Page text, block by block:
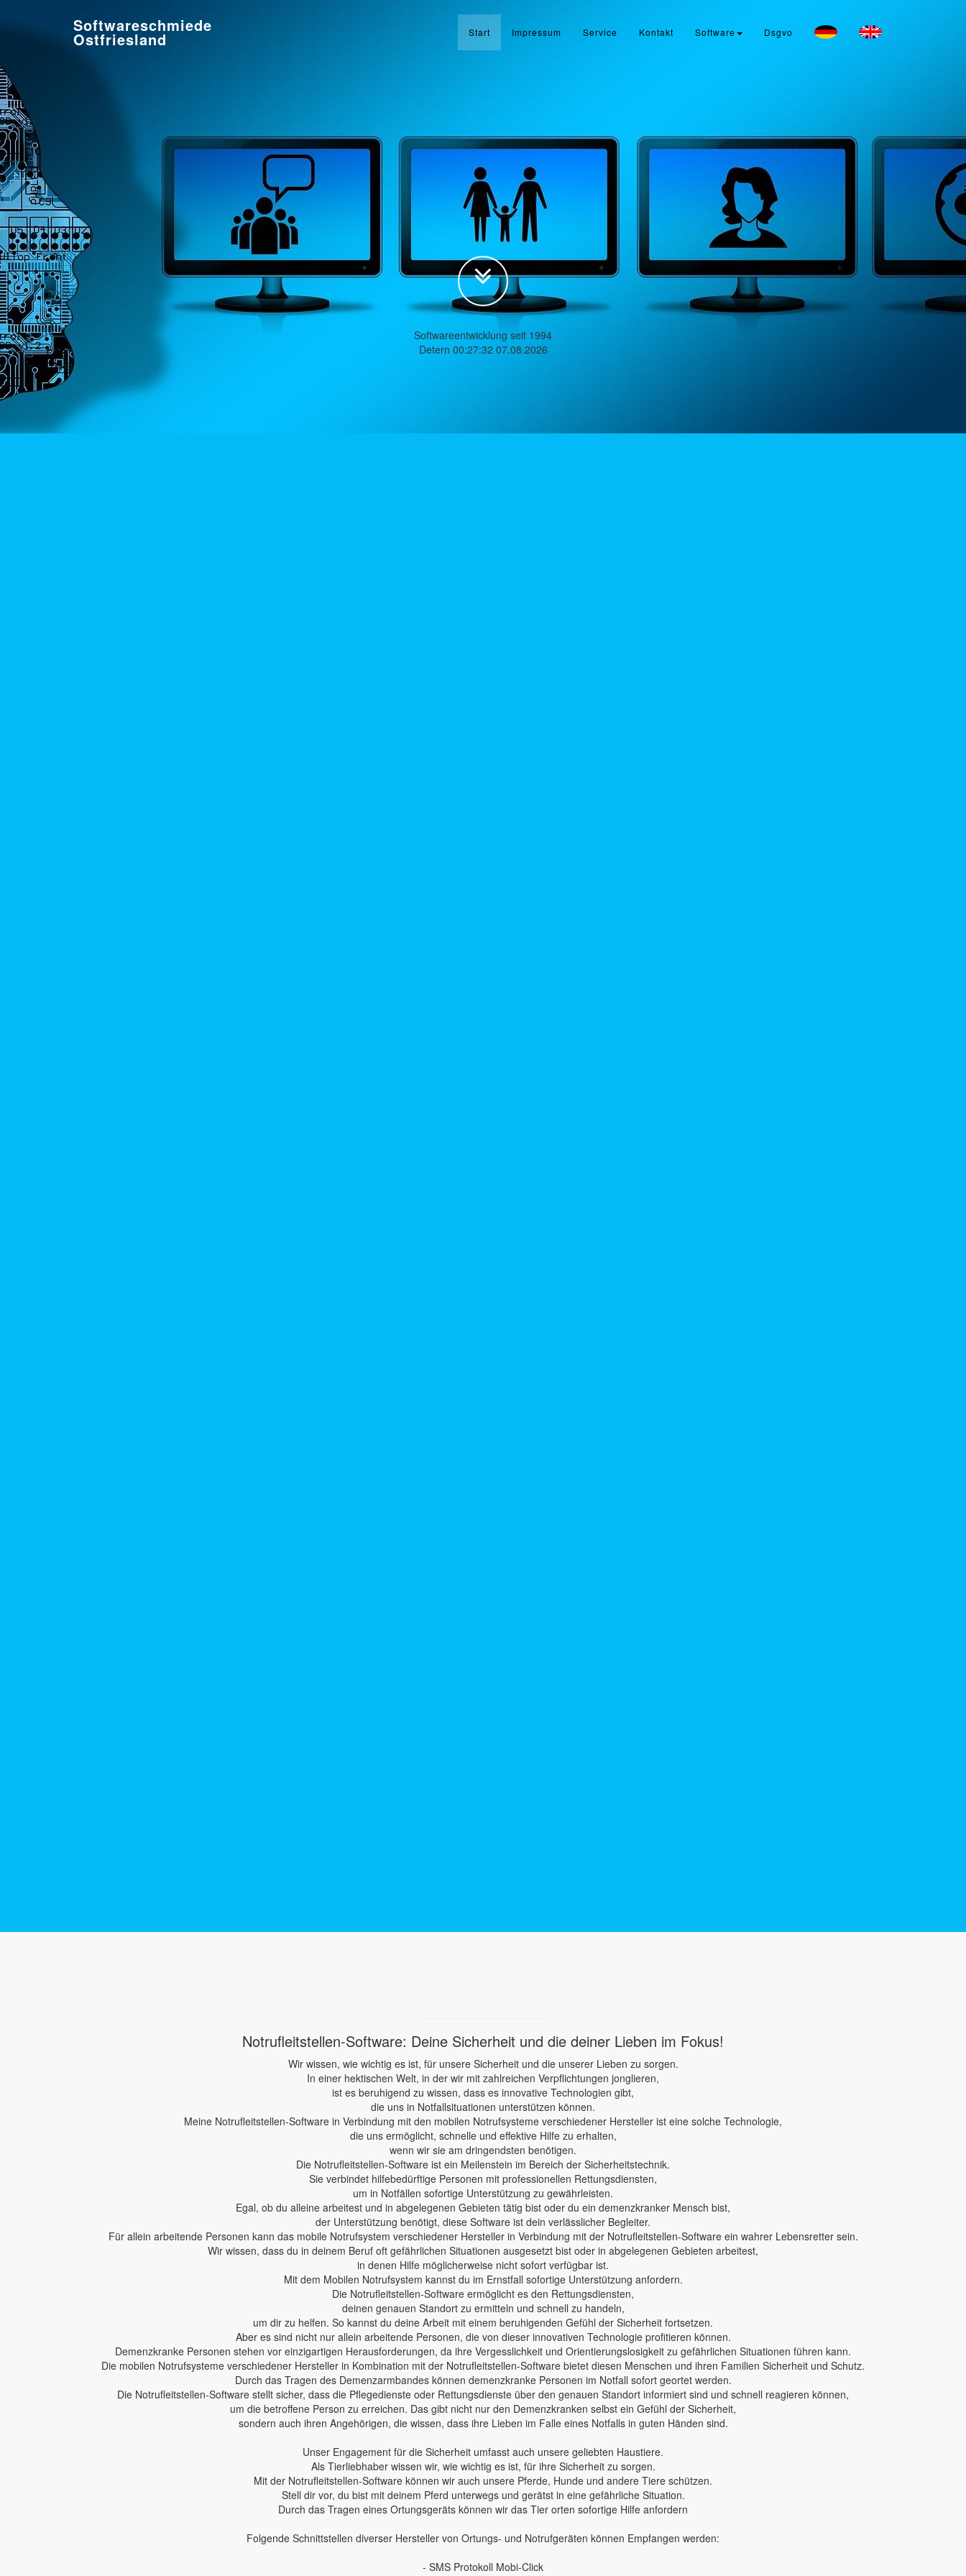
Softwareschmiede
Ostfriesland Start Impressum Service Kontakt Software Dsgvo
Softwareentwicklung seit 1994
Detern 00:27:32 07.08.2026
Notrufleitstellen-Software: Deine Sicherheit und die deiner Lieben im Fokus!
Wir wissen, wie wichtig es ist, für unsere Sicherheit und die unserer Lieben zu sorgen.
In einer hektischen Welt, in der wir mit zahlreichen Verpflichtungen jonglieren,
ist es beruhigend zu wissen, dass es innovative Technologien gibt,
die uns in Notfallsituationen unterstützen können.
Meine Notrufleitstellen-Software in Verbindung mit den mobilen Notrufsysteme verschiedener Hersteller ist eine solche Technologie,
die uns ermöglicht, schnelle und effektive Hilfe zu erhalten,
wenn wir sie am dringendsten benötigen.
Die Notrufleitstellen-Software ist ein Meilenstein im Bereich der Sicherheitstechnik.
Sie verbindet hilfebedürftige Personen mit professionellen Rettungsdiensten,
um in Notfällen sofortige Unterstützung zu gewährleisten.
Egal, ob du alleine arbeitest und in abgelegenen Gebieten tätig bist oder du ein demenzkranker Mensch bist,
der Unterstützung benötigt, diese Software ist dein verlässlicher Begleiter.
Für allein arbeitende Personen kann das mobile Notrufsystem verschiedener Hersteller in Verbindung mit der Notrufleitstellen-Software ein wahrer Lebensretter sein.
Wir wissen, dass du in deinem Beruf oft gefährlichen Situationen ausgesetzt bist oder in abgelegenen Gebieten arbeitest,
in denen Hilfe möglicherweise nicht sofort verfügbar ist.
Mit dem Mobilen Notrufsystem kannst du im Ernstfall sofortige Unterstützung anfordern.
Die Notrufleitstellen-Software ermöglicht es den Rettungsdiensten,
deinen genauen Standort zu ermitteln und schnell zu handeln,
um dir zu helfen. So kannst du deine Arbeit mit einem beruhigenden Gefühl der Sicherheit fortsetzen.
Aber es sind nicht nur allein arbeitende Personen, die von dieser innovativen Technologie profitieren können.
Demenzkranke Personen stehen vor einzigartigen Herausforderungen, da ihre Vergesslichkeit und Orientierungslosigkeit zu gefährlichen Situationen führen kann.
Die mobilen Notrufsysteme verschiedener Hersteller in Kombination mit der Notrufleitstellen-Software bietet diesen Menschen und ihren Familien Sicherheit und Schutz.
Durch das Tragen des Demenzarmbandes können demenzkranke Personen im Notfall sofort geortet werden.
Die Notrufleitstellen-Software stellt sicher, dass die Pflegedienste oder Rettungsdienste über den genauen Standort informiert sind und schnell reagieren können,
um die betroffene Person zu erreichen. Das gibt nicht nur den Demenzkranken selbst ein Gefühl der Sicherheit,
sondern auch ihren Angehörigen, die wissen, dass ihre Lieben im Falle eines Notfalls in guten Händen sind.
Unser Engagement für die Sicherheit umfasst auch unsere geliebten Haustiere.
Als Tierliebhaber wissen wir, wie wichtig es ist, für ihre Sicherheit zu sorgen.
Mit der Notrufleitstellen-Software können wir auch unsere Pferde, Hunde und andere Tiere schützen.
Stell dir vor, du bist mit deinem Pferd unterwegs und gerätst in eine gefährliche Situation.
Durch das Tragen eines Ortungsgeräts können wir das Tier orten sofortige Hilfe anfordern
Folgende Schnittstellen diverser Hersteller von Ortungs- und Notrufgeräten können Empfangen werden:
- SMS Protokoll Mobi-Click